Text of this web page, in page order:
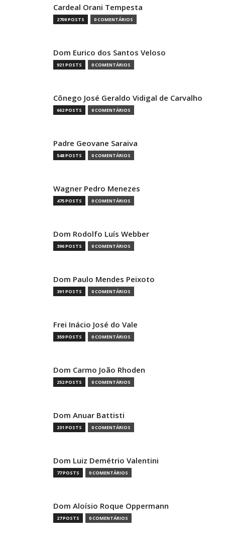
Cardeal Orani Tempesta
2709 POSTS 0 COMENTÁRIOS
Dom Eurico dos Santos Veloso
921 POSTS 0 COMENTÁRIOS
Cônego José Geraldo Vidigal de Carvalho
662 POSTS 0 COMENTÁRIOS
Padre Geovane Saraiva
548 POSTS 0 COMENTÁRIOS
Wagner Pedro Menezes
475 POSTS 0 COMENTÁRIOS
Dom Rodolfo Luís Webber
396 POSTS 0 COMENTÁRIOS
Dom Paulo Mendes Peixoto
391 POSTS 0 COMENTÁRIOS
Frei Inácio José do Vale
359 POSTS 0 COMENTÁRIOS
Dom Carmo João Rhoden
252 POSTS 0 COMENTÁRIOS
Dom Anuar Battisti
231 POSTS 0 COMENTÁRIOS
Dom Luiz Demétrio Valentini
77 POSTS 0 COMENTÁRIOS
Dom Aloísio Roque Oppermann
27 POSTS 0 COMENTÁRIOS